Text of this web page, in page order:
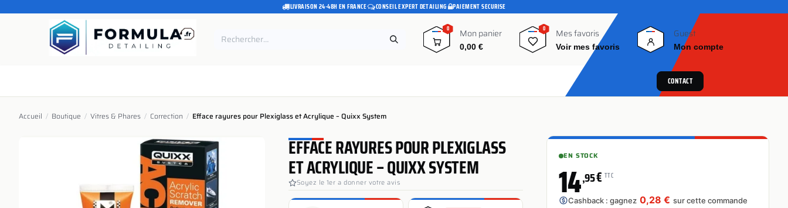
SE RENDRE AU CONTENU LIVRAISON 24-48H EN FRANCE· CONSEIL EXPERT DETAILING· PAIEMENT SECURISE
0 Mon panier
0,00€
00 Mes favoris
Voir mes favoris
Guest
Mon compte
CONTACT
Accueil / Boutique / Vitres & Phares / Correction / Efface rayures pour Plexiglass et Acrylique – Quixx System
EFFACE RAYURES POUR PLEXIGLASS
ET ACRYLIQUE – QUIXX SYSTEM
Soyez le 1er a donner votre avis
EN STOCK
14,95€ TTC
Cashback : gagnez 0,28 € sur cette commande